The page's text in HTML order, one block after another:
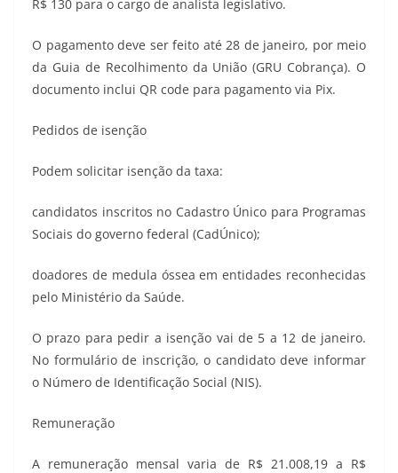
R$ 130 para o cargo de analista legislativo.
O pagamento deve ser feito até 28 de janeiro, por meio
da Guia de Recolhimento da União (GRU Cobrança). O
documento inclui QR code para pagamento via Pix.
Pedidos de isenção
Podem solicitar isenção da taxa:
candidatos inscritos no Cadastro Único para Programas
Sociais do governo federal (CadÚnico);
doadores de medula óssea em entidades reconhecidas
pelo Ministério da Saúde.
O prazo para pedir a isenção vai de 5 a 12 de janeiro.
No formulário de inscrição, o candidato deve informar
o Número de Identificação Social (NIS).
Remuneração
A remuneração mensal varia de R$ 21.008,19 a R$